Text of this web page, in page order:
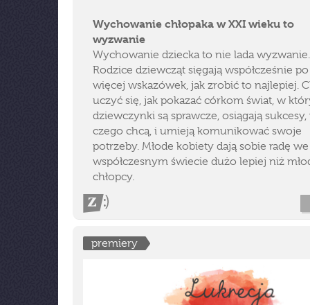
Wychowanie chłopaka w XXI wieku to
wyzwanie
Wychowanie dziecka to nie lada wyzwanie.
Rodzice dziewcząt sięgają współcześnie
więcej wskazówek, jak zrobić to najlepiej.
uczyć się, jak pokazać córkom świat, w
dziewczynki są sprawcze, osiągają sukcesy,
czego chcą, i umieją komunikować swoje
potrzeby. Młode kobiety dają sobie radę we
współczesnym świecie dużo lepiej niż
chłopcy.
premiery